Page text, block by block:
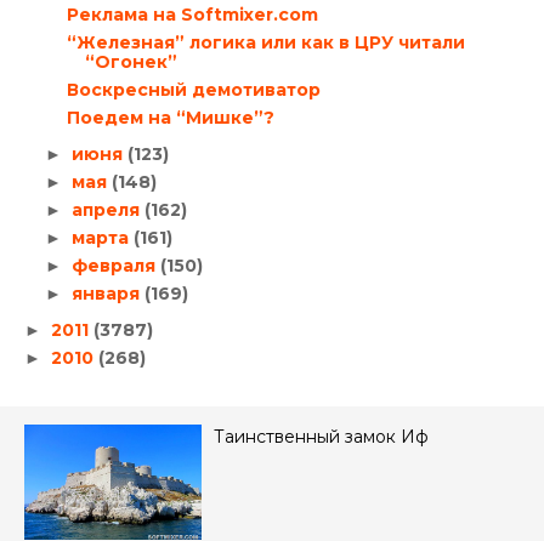
Реклама на Softmixer.com
“Железная” логика или как в ЦРУ читали
“Огонек”
Воскресный демотиватор
Поедем на “Мишке”?
► июня (123)
► мая (148)
► апреля (162)
► марта (161)
► февраля (150)
► января (169)
► 2011 (3787)
► 2010 (268)
Таинственный замок Иф